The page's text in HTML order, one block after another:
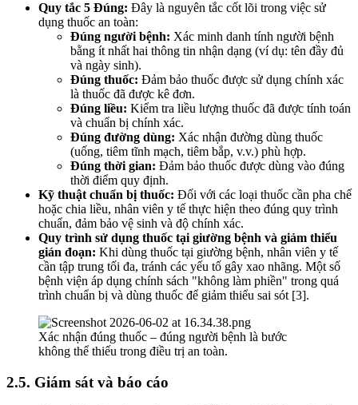
Quy tắc 5 Đúng: Đây là nguyên tắc cốt lõi trong việc sử
dụng thuốc an toàn:
Đúng người bệnh: Xác minh danh tính người bệnh
bằng ít nhất hai thông tin nhận dạng (ví dụ: tên đầy đủ
và ngày sinh).
Đúng thuốc: Đảm bảo thuốc được sử dụng chính xác
là thuốc đã được kê đơn.
Đúng liều: Kiểm tra liều lượng thuốc đã được tính toán
và chuẩn bị chính xác.
Đúng đường dùng: Xác nhận đường dùng thuốc
(uống, tiêm tĩnh mạch, tiêm bắp, v.v.) phù hợp.
Đúng thời gian: Đảm bảo thuốc được dùng vào đúng
thời điểm quy định.
Kỹ thuật chuẩn bị thuốc: Đối với các loại thuốc cần pha chế
hoặc chia liều, nhân viên y tế thực hiện theo đúng quy trình
chuẩn, đảm bảo vệ sinh và độ chính xác.
Quy trình sử dụng thuốc tại giường bệnh và giảm thiểu
gián đoạn: Khi dùng thuốc tại giường bệnh, nhân viên y tế
cần tập trung tối đa, tránh các yếu tố gây xao nhãng. Một số
bệnh viện áp dụng chính sách "không làm phiền" trong quá
trình chuẩn bị và dùng thuốc để giảm thiểu sai sót [3].
Xác nhận đúng thuốc – đúng người bệnh là bước
không thể thiếu trong điều trị an toàn.
2.5. Giám sát và báo cáo